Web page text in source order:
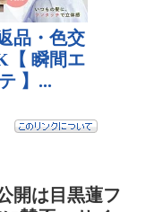
開は目黒蓮フ